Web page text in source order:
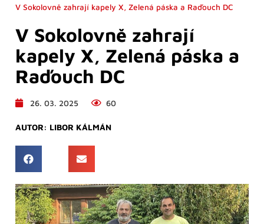
V Sokolovně zahrají kapely X, Zelená páska a Raďouch DC
V Sokolovně zahrají
kapely X, Zelená páska a
Raďouch DC
26. 03. 2025 60
AUTOR: LIBOR KÁLMÁN